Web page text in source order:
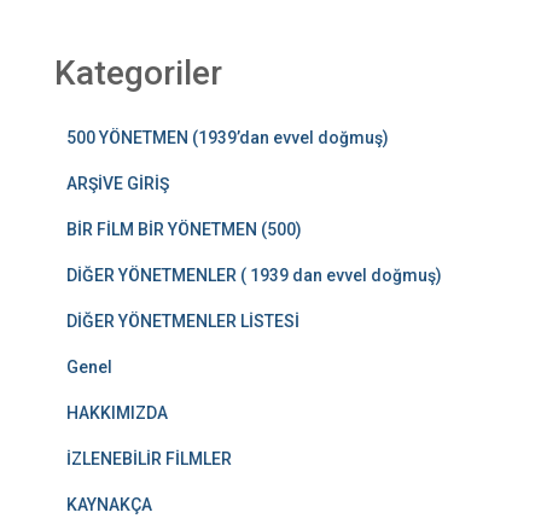
Kategoriler
500 YÖNETMEN (1939’dan evvel doğmuş)
ARŞİVE GİRİŞ
BİR FİLM BİR YÖNETMEN (500)
DİĞER YÖNETMENLER ( 1939 dan evvel doğmuş)
DİĞER YÖNETMENLER LİSTESİ
Genel
HAKKIMIZDA
İZLENEBİLİR FİLMLER
KAYNAKÇA